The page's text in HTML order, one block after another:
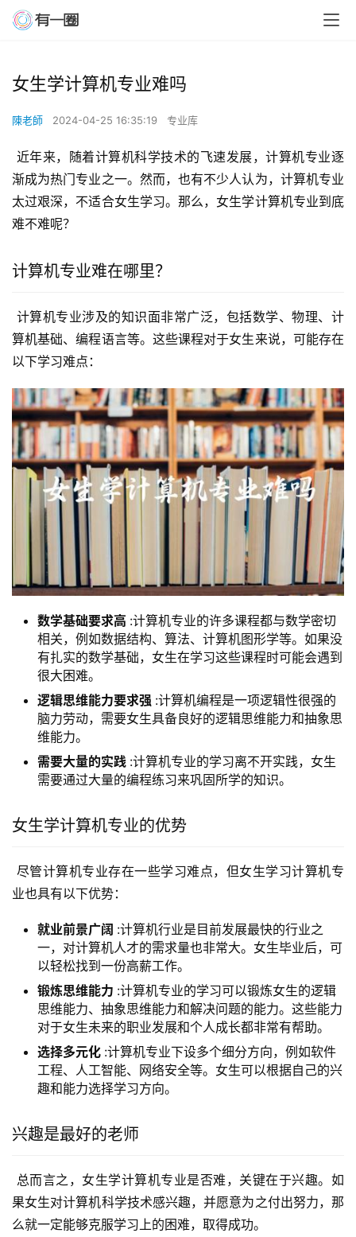
女生学计算机专业难吗
陳老師 2024-04-25 16:35:19 专业库
渐成为热门专业之一。然而，也有不少人认为，计算机专业
太过艰深，不适合女生学习。那么，女生学计算机专业到底
难不难呢？
计算机专业难在哪里？
算机基础、编程语言等。这些课程对于女生来说，可能存在
以下学习难点：
数学基础要求高 :计算机专业的许多课程都与数学密切
相关，例如数据结构、算法、计算机图形学等。如果没
有扎实的数学基础，女生在学习这些课程时可能会遇到
很大困难。
逻辑思维能力要求强 :计算机编程是一项逻辑性很强的
脑力劳动，需要女生具备良好的逻辑思维能力和抽象思
维能力。
需要大量的实践 :计算机专业的学习离不开实践，女生
需要通过大量的编程练习来巩固所学的知识。
女生学计算机专业的优势
业也具有以下优势：
就业前景广阔 :计算机行业是目前发展最快的行业之
一，对计算机人才的需求量也非常大。女生毕业后，可
以轻松找到一份高薪工作。
锻炼思维能力 :计算机专业的学习可以锻炼女生的逻辑
思维能力、抽象思维能力和解决问题的能力。这些能力
对于女生未来的职业发展和个人成长都非常有帮助。
选择多元化 :计算机专业下设多个细分方向，例如软件
工程、人工智能、网络安全等。女生可以根据自己的兴
趣和能力选择学习方向。
兴趣是最好的老师
果女生对计算机科学技术感兴趣，并愿意为之付出努力，那
么就一定能够克服学习上的困难，取得成功。